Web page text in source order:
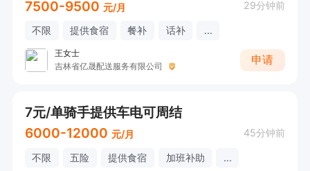
7500-9500 元/月 29分钟前
不限 提供食宿 餐补 话补 ...
王女士
吉林省亿晟配送服务有限公司
申请
7元/单骑手提供车电可周结
6000-12000 元/月 45分钟前
不限 五险 提供食宿 加班补助 ...